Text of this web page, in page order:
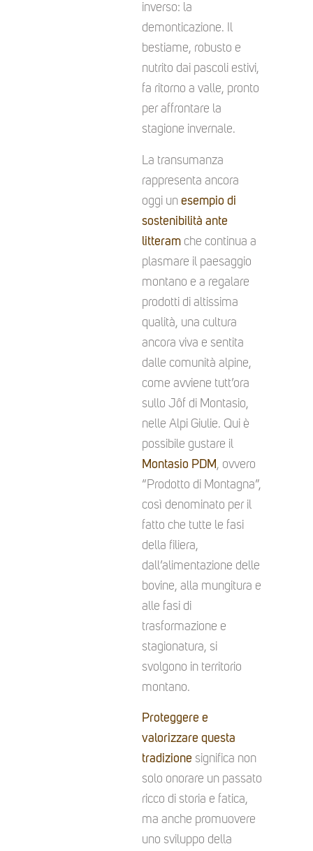
inverso: la
demonticazione. Il
bestiame, robusto e
nutrito dai pascoli estivi,
fa ritorno a valle, pronto
per affrontare la
stagione invernale.
La transumanza
rappresenta ancora
oggi unesempio di
sostenibilità ante
litteram che continua a
plasmare il paesaggio
montano e a regalare
prodotti di altissima
qualità, una cultura
ancora viva e sentita
dalle comunità alpine,
come avviene tutt’ora
sullo Jôf di Montasio,
nelle Alpi Giulie. Qui è
possibile gustare il
Montasio PDM, ovvero
“Prodotto di Montagna”,
così denominato per il
fatto che tutte le fasi
della filiera,
dall’alimentazione delle
bovine, alla mungitura e
alle fasi di
trasformazione e
stagionatura, si
svolgono in territorio
montano.
Proteggere e
valorizzare questa
tradizione significa non
solo onorare un passato
ricco di storia e fatica,
ma anche promuovere
uno sviluppo della